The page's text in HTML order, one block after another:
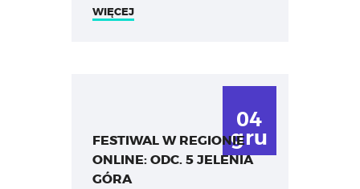
WIĘCEJ
04
gru
FESTIWAL W REGIONIE
ONLINE: ODC. 5 JELENIA
GÓRA